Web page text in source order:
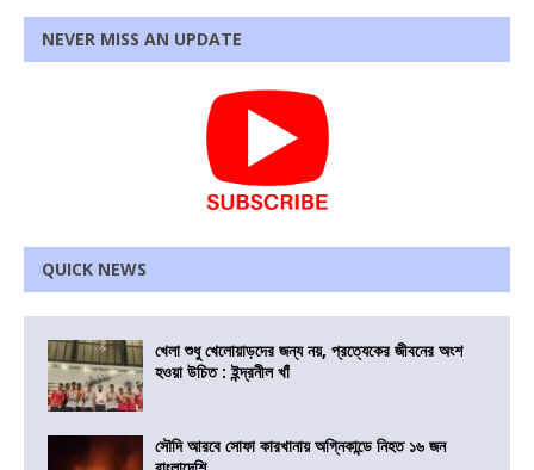
NEVER MISS AN UPDATE
QUICK NEWS
খেলা শুধু খেলোয়াড়দের জন্য নয়, প্রত্যেকের জীবনের অংশ
হওয়া উচিত : ইন্দ্রনীল খাঁ
সৌদি আরবে সোফা কারখানায় অগ্নিকান্ডে নিহত ১৬ জন